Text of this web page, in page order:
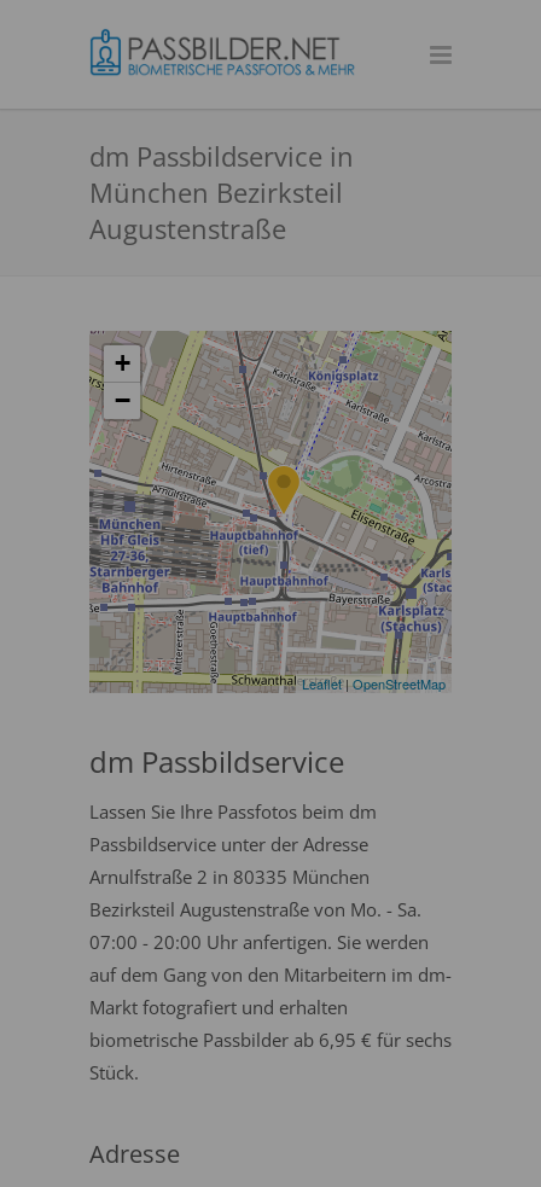
dm Passbildservice in
München Bezirksteil
Augustenstraße
+
−
Leaflet| OpenStreetMap
dm Passbildservice
Lassen Sie Ihre Passfotos beim dm
Passbildservice unter der Adresse
Arnulfstraße 2 in 80335 München
Bezirksteil Augustenstraße von Mo. - Sa.
07:00 - 20:00 Uhr anfertigen. Sie werden
auf dem Gang von den Mitarbeitern im dm-
Markt fotografiert und erhalten
biometrische Passbilder ab 6,95 € für sechs
Stück.
Adresse